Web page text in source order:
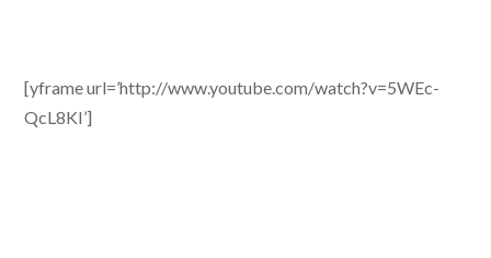
[yframe url=’http://www.youtube.com/watch?v=5WEc-
QcL8KI’]